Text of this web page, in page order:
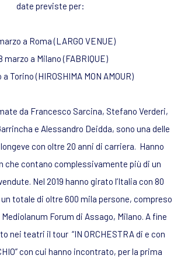
date previste per:
a Roma (LARGO VENUE)
marzo a Milano (FABRIQUE)
a Torino (HIROSHIMA MON AMOUR)
da Francesco Sarcina, Stefano Verderi,
e Alessandro Deidda, sono una delle
con oltre 20 anni di carriera. Hanno
che contano complessivamente più di un
Nel 2019 hanno girato l’Italia con 80
totale di oltre 600 mila persone, compreso
Forum di Assago, Milano. A fine
nei teatri il tour “IN ORCHESTRA di e con
con cui hanno incontrato, per la prima